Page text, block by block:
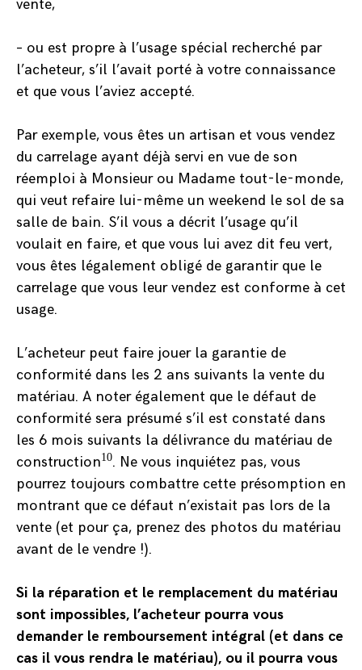
vente,
– ou est propre à l’usage spécial recherché par
l’acheteur, s’il l’avait porté à votre connaissance
et que vous l’aviez accepté.
Par exemple, vous êtes un artisan et vous vendez
du carrelage ayant déjà servi en vue de son
réemploi à Monsieur ou Madame tout-le-monde,
qui veut refaire lui-même un weekend le sol de sa
salle de bain. S’il vous a décrit l’usage qu’il
voulait en faire, et que vous lui avez dit feu vert,
vous êtes légalement obligé de garantir que le
carrelage que vous leur vendez est conforme à cet
usage.
L’acheteur peut faire jouer la garantie de
conformité dans les 2 ans suivants la vente du
matériau. A noter également que le défaut de
conformité sera présumé s’il est constaté dans
les 6 mois suivants la délivrance du matériau de
construction10. Ne vous inquiétez pas, vous
pourrez toujours combattre cette présomption en
montrant que ce défaut n’existait pas lors de la
vente (et pour ça, prenez des photos du matériau
avant de le vendre !).
Si la réparation et le remplacement du matériau
sont impossibles, l’acheteur pourra vous
demander le remboursement intégral (et dans ce
cas il vous rendra le matériau), ou il pourra vous